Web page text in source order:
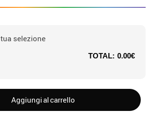
selezione
TOTAL: 0.00€
Aggiungi al carrello